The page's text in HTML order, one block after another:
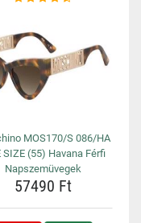
MOS170/S 086/HA
SIZE (55) Havana Férfi
Napszemüvegek
57490 Ft